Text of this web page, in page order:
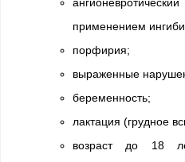
применением
порфирия;
выраженные
беременность;
лактация (грудное
возраст до 18